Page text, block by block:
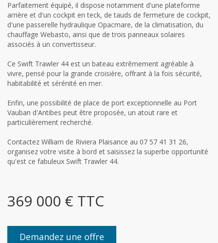
Parfaitement équipé, il dispose notamment d'une plateforme
arrière et d'un cockpit en teck, de tauds de fermeture de cockpit,
d'une passerelle hydraulique Opacmare, de la climatisation, du
chauffage Webasto, ainsi que de trois panneaux solaires
associés à un convertisseur.
Ce Swift Trawler 44 est un bateau extrêmement agréable à
vivre, pensé pour la grande croisière, offrant à la fois sécurité,
habitabilité et sérénité en mer.
Enfin, une possibilité de place de port exceptionnelle au Port
Vauban d'Antibes peut être proposée, un atout rare et
particulièrement recherché.
Contactez William de Riviera Plaisance au 07 57 41 31 26,
organisez votre visite à bord et saisissez la superbe opportunité
qu'est ce fabuleux Swift Trawler 44.
369 000 € TTC
Demandez une offre